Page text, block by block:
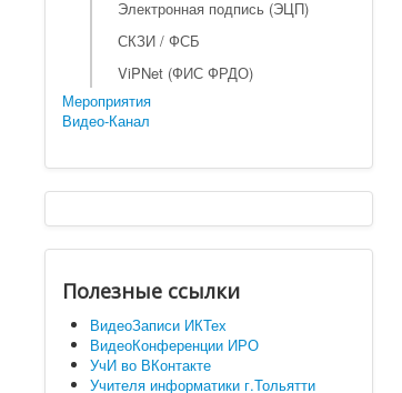
Электронная подпись (ЭЦП)
СКЗИ / ФСБ
ViPNet (ФИС ФРДО)
Мероприятия
Видео-Канал
Полезные ссылки
ВидеоЗаписи ИКТех
ВидеоКонференции ИРО
УчИ во ВКонтакте
Учителя информатики г.Тольятти